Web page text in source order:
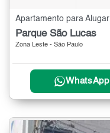
Parque São Lucas
Zona Leste - São Paulo
WhatsApp